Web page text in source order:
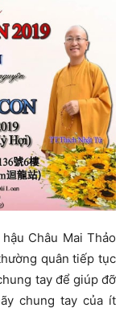
Châu Mai Thảo
quân tiếp tục
tay để giúp đỡ
chung tay của ít